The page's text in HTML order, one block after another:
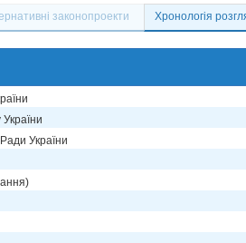
законопроекти Хронологія
України